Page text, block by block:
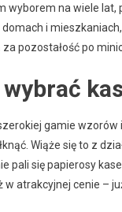
wyborem na wiele
i
pozostałość po
gamie wzorów
Wiąże się to z
pali się papierosy
atrakcyjnej cenie –